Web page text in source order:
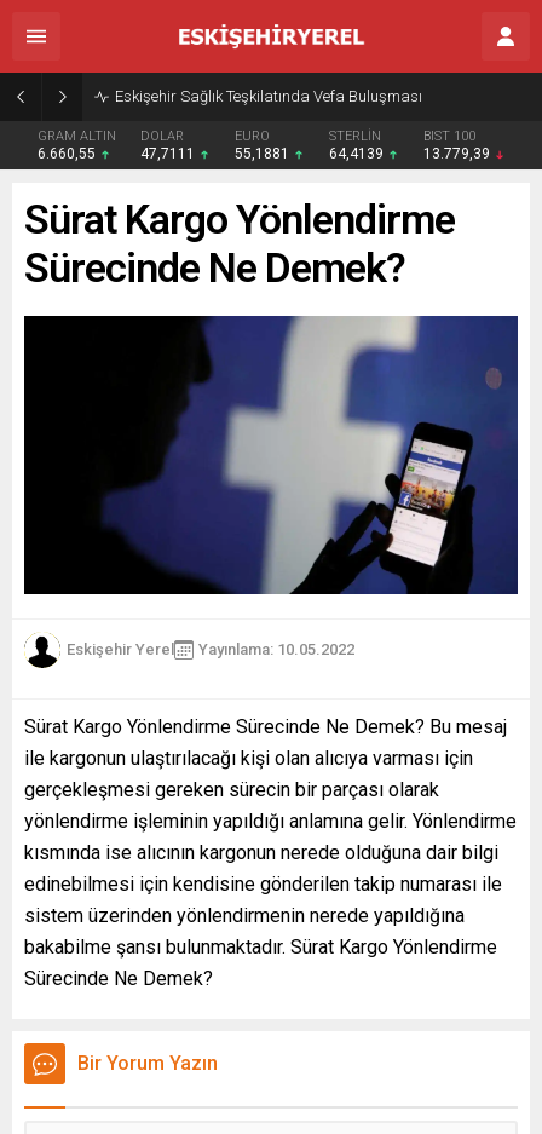
Eskişehir Sağlık Teşkilatında Vefa Buluşması
GRAM ALTIN
6.660,55
DOLAR
47,7111
EURO
55,1881
STERLİN
64,4139
BIST 100
13.779,39
Sürat Kargo Yönlendirme
Sürecinde Ne Demek?
Eskişehir Yerel Yayınlama: 10.05.2022
Sürat Kargo Yönlendirme Sürecinde Ne Demek? Bu mesaj
ile kargonun ulaştırılacağı kişi olan alıcıya varması için
gerçekleşmesi gereken sürecin bir parçası olarak
yönlendirme işleminin yapıldığı anlamına gelir. Yönlendirme
kısmında ise alıcının kargonun nerede olduğuna dair bilgi
edinebilmesi için kendisine gönderilen takip numarası ile
sistem üzerinden yönlendirmenin nerede yapıldığına
bakabilme şansı bulunmaktadır. Sürat Kargo Yönlendirme
Sürecinde Ne Demek?
Bir Yorum Yazın